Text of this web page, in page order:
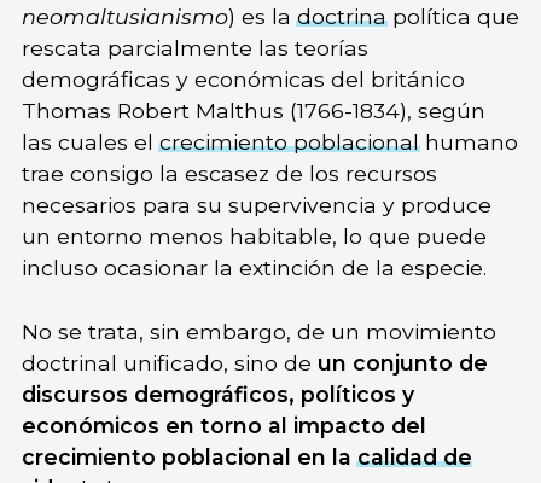
neomaltusianismo) es ladoctrinapolítica que
rescata parcialmente las teorías
demográficas y económicas del británico
Thomas Robert Malthus (1766-1834), según
las cuales elcrecimiento poblacionalhumano
trae consigo la escasez de los recursos
necesarios para su supervivencia y produce
un entorno menos habitable, lo que puede
incluso ocasionar la extinción de la especie.
No se trata, sin embargo, de un movimiento
doctrinal unificado, sino de un conjunto de
discursos demográficos, políticos y
económicos en torno al impacto del
crecimiento poblacional en lacalidad de